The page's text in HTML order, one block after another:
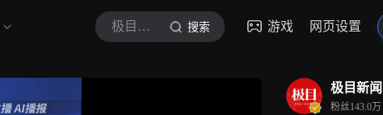
极目新闻 搜索 游戏 网页设置
极目新闻
粉丝143.0万